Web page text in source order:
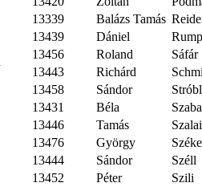
13339
Balázs Tamás
13439
Dániel
13456
Roland
Sáfár
13443
Richárd
13458
Sándor
Stróbl
13431
Béla
13446
Tamás
Szalai
13476
György
13444
Sándor
Széll
13452
Péter
Szili